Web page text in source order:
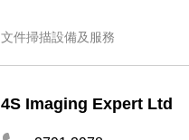
文件掃描設備及服務
4S Imaging Expert Ltd